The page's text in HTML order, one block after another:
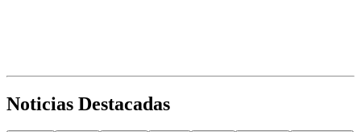
Noticias Destacadas